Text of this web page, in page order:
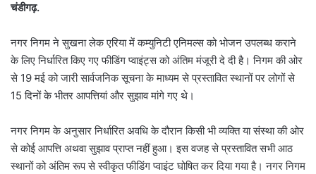
चंडीगढ़.
नगर निगम ने सुखना लेक एरिया में कम्युनिटी एनिमल्स को भोजन उपलब्ध कराने
के लिए निर्धारित किए गए फीडिंग प्वाइंट्स को अंतिम मंजूरी दे दी है। निगम की ओर
से 19 मई को जारी सार्वजनिक सूचना के माध्यम से प्रस्तावित स्थानों पर लोगों से
15 दिनों के भीतर आपत्तियां और सुझाव मांगे गए थे।
नगर निगम के अनुसार निर्धारित अवधि के दौरान किसी भी व्यक्ति या संस्था की ओर
से कोई आपत्ति अथवा सुझाव प्राप्त नहीं हुआ। इस वजह से प्रस्तावित सभी आठ
स्थानों को अंतिम रूप से स्वीकृत फीडिंग प्वाइंट घोषित कर दिया गया है। नगर निगम